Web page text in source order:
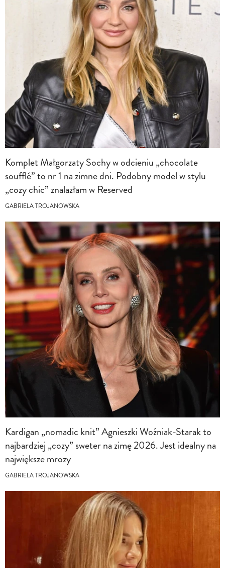
Komplet Małgorzaty Sochy w odcieniu „chocolate
soufflé” to nr 1 na zimne dni. Podobny model w stylu
„cozy chic” znalazłam w Reserved
GABRIELA TROJANOWSKA
Kardigan „nomadic knit” Agnieszki Woźniak-Starak to
najbardziej „cozy” sweter na zimę 2026. Jest idealny na
największe mrozy
GABRIELA TROJANOWSKA